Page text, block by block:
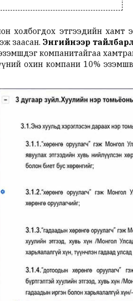
холбогдох этгээдийн
заасан. Энгийнээр
компанитайгаа
охин компани 10%